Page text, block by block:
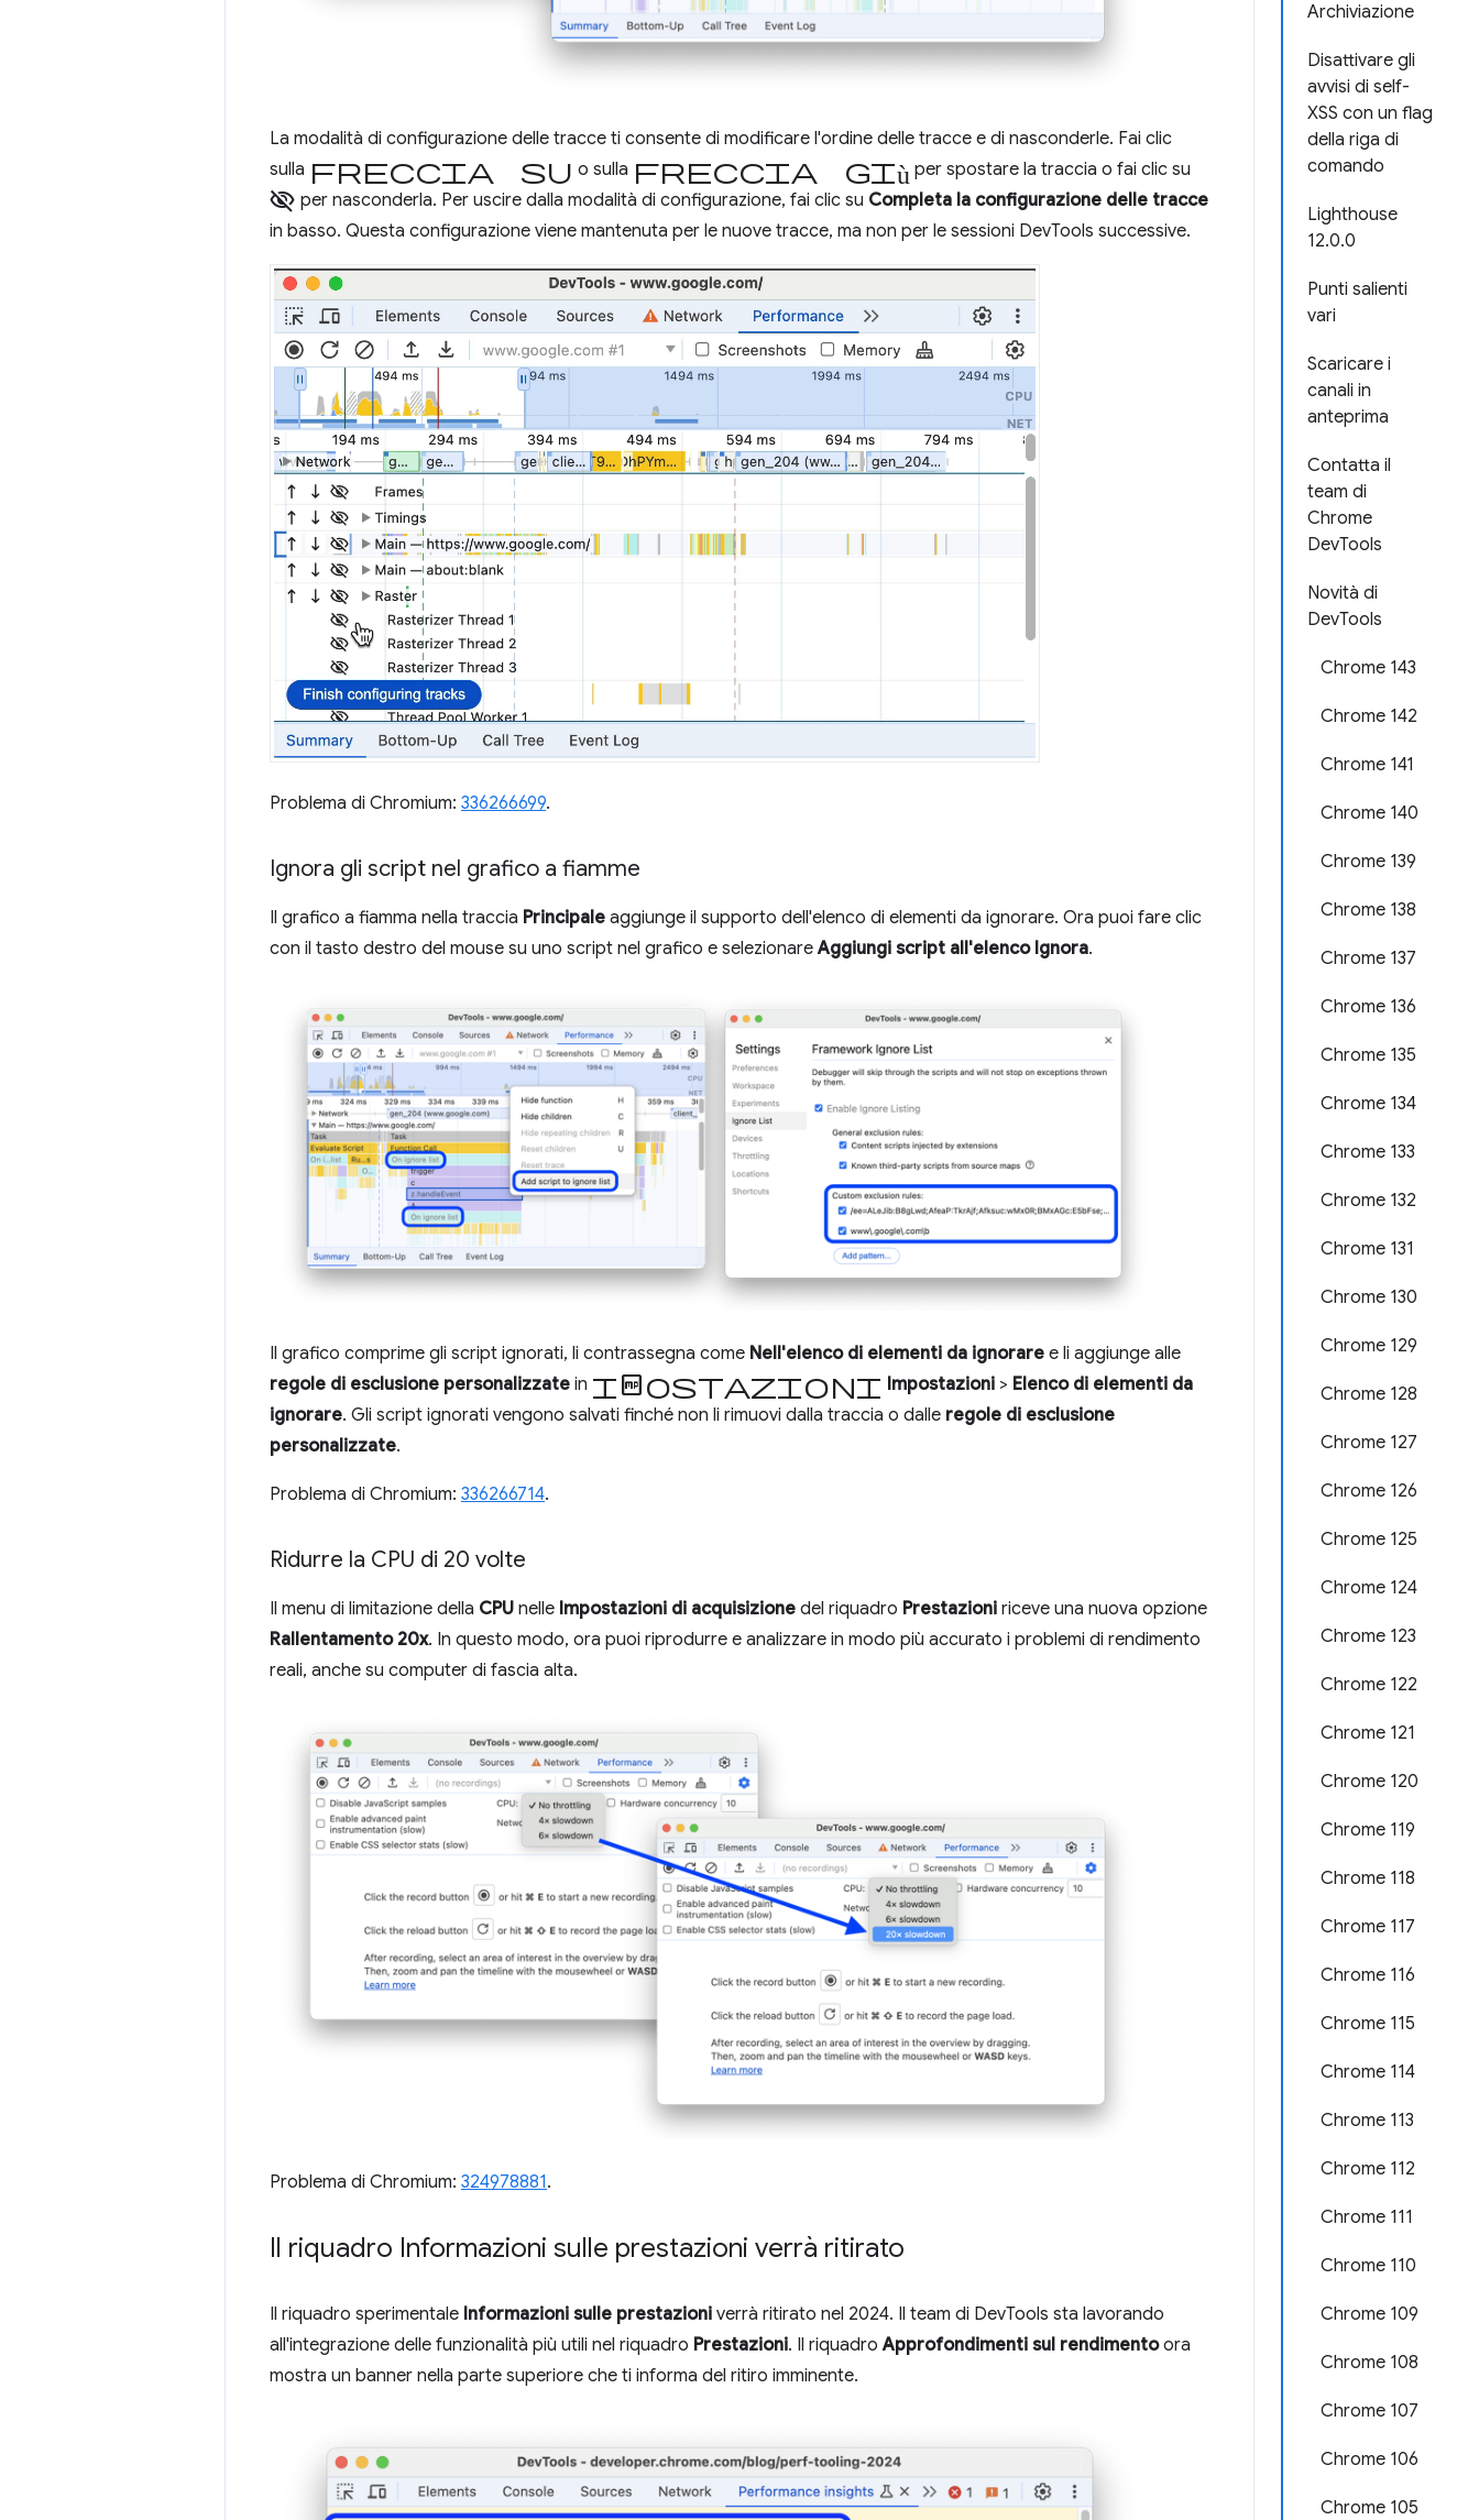
Archiviazione
Disattivare gli
avvisi di self-
XSS con un flag
della riga di
comando
Lighthouse
12.0.0
Punti salienti
vari
Scaricare i
canali in
anteprima
Contatta il
team di
Chrome
DevTools
Novità di
DevTools
Chrome 143
Chrome 142
Chrome 141
Chrome 140
Chrome 139
Chrome 138
Chrome 137
Chrome 136
Chrome 135
Chrome 134
Chrome 133
Chrome 132
Chrome 131
Chrome 130
Chrome 129
Chrome 128
Chrome 127
Chrome 126
Chrome 125
Chrome 124
Chrome 123
Chrome 122
Chrome 121
Chrome 120
Chrome 119
Chrome 118
Chrome 117
Chrome 116
Chrome 115
Chrome 114
Chrome 113
Chrome 112
Chrome 111
Chrome 110
Chrome 109
Chrome 108
Chrome 107
Chrome 106
Chrome 105
La modalità di configurazione delle tracce ti consente di modificare l'ordine delle tracce e di nasconderle. Fai clic
sulla freccia su o sulla freccia giù per spostare la traccia o fai clic su
visibility_off per nasconderla. Per uscire dalla modalità di configurazione, fai clic su Completa la configurazione delle tracce
in basso. Questa configurazione viene mantenuta per le nuove tracce, ma non per le sessioni DevTools successive.
Problema di Chromium: 336266699.
Ignora gli script nel grafico a fiamme
Il grafico a fiamma nella traccia Principale aggiunge il supporto dell'elenco di elementi da ignorare. Ora puoi fare clic
con il tasto destro del mouse su uno script nel grafico e selezionareAggiungi script all'elenco Ignora.
Il grafico comprime gli script ignorati, li contrassegna come Nell'elenco di elementi da ignorare e li aggiunge alle
regole di esclusione personalizzate in Impostazioni Impostazioni > Elenco di elementi da
ignorare. Gli script ignorati vengono salvati finché non li rimuovi dalla traccia o dalle regole di esclusione
personalizzate.
Problema di Chromium: 336266714.
Ridurre la CPU di 20 volte
Il menu di limitazione della CPU nelle Impostazioni di acquisizione del riquadro Prestazioni riceve una nuova opzione
Rallentamento 20x. In questo modo, ora puoi riprodurre e analizzare in modo più accurato i problemi di rendimento
reali, anche su computer di fascia alta.
Problema di Chromium: 324978881.
Il riquadro Informazioni sulle prestazioni verrà ritirato
Il riquadro sperimentale Informazioni sulle prestazioni verrà ritirato nel 2024. Il team di DevTools sta lavorando
all'integrazione delle funzionalità più utili nel riquadro Prestazioni. Il riquadroApprofondimenti sul rendimentoora
mostra un banner nella parte superiore che ti informa del ritiro imminente.